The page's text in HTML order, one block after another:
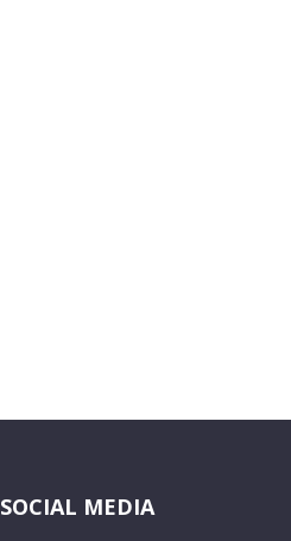
SOCIAL MEDIA